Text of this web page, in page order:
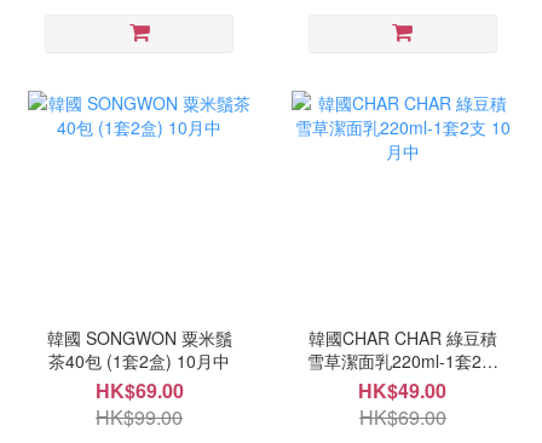
韓國 SONGWON 粟米鬚
茶40包 (1套2盒) 10月中
HK$69.00
HK$99.00
韓國CHAR CHAR 綠豆積
雪草潔面乳220ml-1套2支
10月中
HK$49.00
HK$69.00